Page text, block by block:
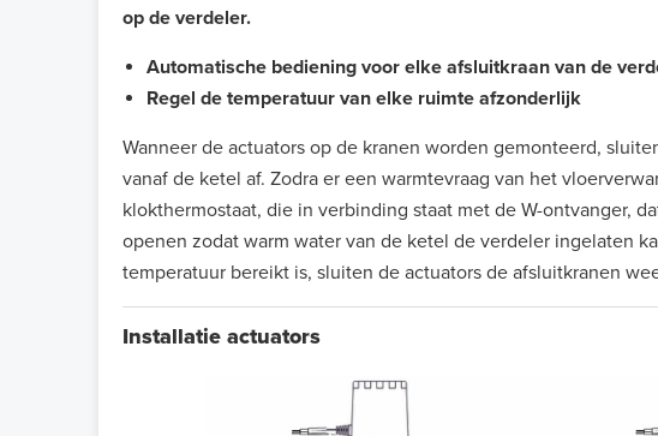
op de verdeler.
Automatische bediening voor elke afsluitkraan van de
Regel de temperatuur van elke ruimte afzonderlijk
Wanneer de actuators op de kranen worden gemonteerd,
vanaf de ketel af. Zodra er een warmtevraag van het
klokthermostaat, die in verbinding staat met de W-ontvanger,
openen zodat warm water van de ketel de verdeler ingelaten
temperatuur bereikt is, sluiten de actuators de afsluitkranen
Installatie actuators